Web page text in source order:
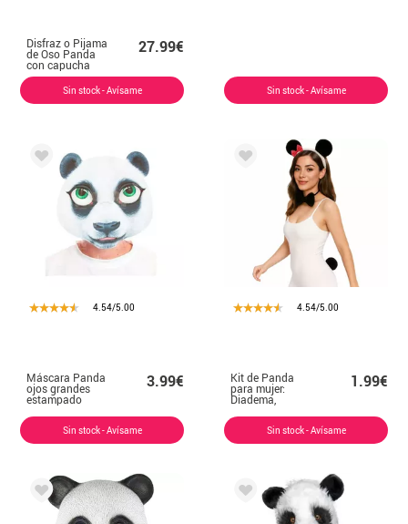
Disfraz o Pijama
de Oso Panda
con capucha
para adulto
27.99€
Sin stock - Avísame Sin stock - Avísame
4.54/5.00
Máscara Panda
ojos grandes
estampado
3.99€
Sin stock - Avísame
4.54/5.00
Kit de Panda
para mujer:
Diadema,
Pajarita y Cola
1.99€
Sin stock - Avísame